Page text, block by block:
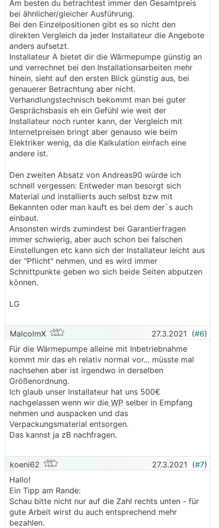
Am besten du betrachtest immer den Gesamtpreis
bei ähnlicher/gleicher Ausführung.
Bei den Einzelpositionen gibt es so nicht den
direkten Vergleich da jeder Installateur die Angebote
anders aufsetzt.
Installateur A bietet dir die Wärmepumpe günstig an
und verrechnet bei den Installationsarbeiten mehr
hinein, sieht auf den ersten Blick günstig aus, bei
genauerer Betrachtung aber nicht.
Verhandlungstechnisch bekommt man bei guter
Gesprächsbasis eh ein Gefühl wie weit der
Installateur noch runter kann, der Vergleich mit
Internetpreisen bringt aber genauso wie beim
Elektriker wenig, da die Kalkulation einfach eine
andere ist.
Den zweiten Absatz von Andreas90 würde ich
schnell vergessen: Entweder man besorgt sich
Material und installierts auch selbst bzw mit
Bekannten oder man kauft es bei dem der`s auch
einbaut.
Ansonsten wirds zumindest bei Garantierfragen
immer schwierig, aber auch schon bei falschen
Einstellungen etc kann sich der Installateur leicht aus
der "Pflicht" nehmen, und es wird immer
Schnittpunkte geben wo sich beide Seiten abputzen
können.
LG
MalcolmX 27.3.2021 (#6)
Für die Wärmepumpe alleine mit Inbetriebnahme
kommt mir das eh relativ normal vor... müsste mal
nachsehen aber ist irgendwo in derselben
Größenordnung.
Ich glaub unser Installateur hat uns 500€
nachgelassen wenn wir die WP selber in Empfang
nehmen und auspacken und das
Verpackungsmaterial entsorgen.
Das kannst ja zB nachfragen.
koeni62 27.3.2021 (#7)
Hallo!
Ein Tipp am Rande:
Schau bitte nicht nur auf die Zahl rechts unten - für
gute Arbeit wirst du auch entsprechend mehr
bezahlen.